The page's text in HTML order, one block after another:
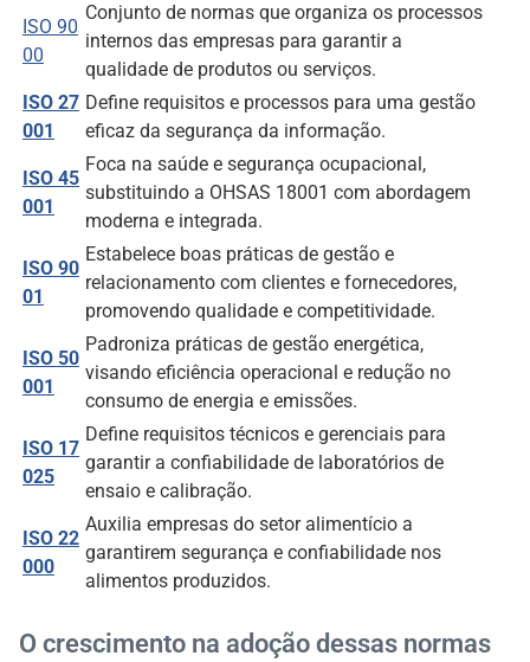
ISO 90
00
Conjunto de normas que organiza os processos
internos das empresas para garantir a
qualidade de produtos ou serviços.
ISO 27
001
Define requisitos e processos para uma gestão
eficaz da segurança da informação.
ISO 45
001
Foca na saúde e segurança ocupacional,
substituindo a OHSAS 18001 com abordagem
moderna e integrada.
ISO 90
01
Estabelece boas práticas de gestão e
relacionamento com clientes e fornecedores,
promovendo qualidade e competitividade.
ISO 50
001
Padroniza práticas de gestão energética,
visando eficiência operacional e redução no
consumo de energia e emissões.
ISO 17
025
Define requisitos técnicos e gerenciais para
garantir a confiabilidade de laboratórios de
ensaio e calibração.
ISO 22
000
Auxilia empresas do setor alimentício a
garantirem segurança e confiabilidade nos
alimentos produzidos.
O crescimento na adoção dessas normas